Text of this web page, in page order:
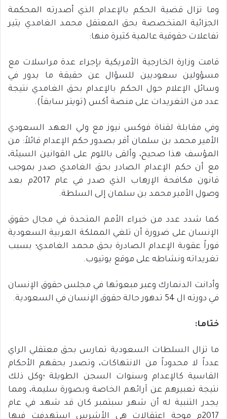
وما تزال قضية الحكم بالإعدام الذي أصدرته المحكمة
الجزائية المتخصصة بحق المعتقل محمد الغامدي يثير
تفاعلات حقوقية عالمية كثيرة منها:
قامت وزارة الخارجية الأمريكية بإجراء عدة مراسلات مع
مسؤولين سعوديين للسؤال عن حقيقة ما يدور في
وسائل الإعلام حول الحكم بالإعدام بحق الغامدي نتيجة
عدد من التغريدات على منصة أكس (تويتر سابقاً).
وفي مقابلة لقناة فوكس نيوز مع ولي العهد السعودي
الأمير محمد بن سلمان أقر بصدور حكم الإعدام قائلاً: من
المؤسف هذا صحيح، وألقى باللوم على القوانين السيئة،
مع أن حكم الإعدام الصادر بحق الغامدي صدر بموجب
قانون مكافحة الإرهاب الذي صدر في عام 2017م بعد
وصول الأمير محمد بن سلمان إلى السلطة.
كما شدد عدد من خبراء الأمم المتحدة في مجال حقوق
الإنسان على ضرورة أن تلغي المملكة العربية السعودية
فوراً عقوبة الإعدام الصادرة بحق محمد الغامدي؛ بسبب
تغريداته ونشاطه على موقع يوتيوب.
وأدانت الدنمارك وعبر مبعوثها في مجلس حقوق الإنسان
في دورته ال 54 تدهور حالة حقوق الإنسان في السعودية.
ختاما:
ما تزال السلطات السعودية تمارس بحق معتقلي الراي
عدداً لا محدوداً من الانتهاكات، وتصدر بحقهم الأحكام
القاسية كالإعدام وسنوات السجن الطويلة ؛وكل ذلك
نتيجة تعبيرهم عن آرائهم الخاصة وبصورة سليمة، ومما
يجدر التنبية له أن شهر سبتمبر كان قد شهد في عام
2017م موجة اعتقالات هي الأشرس استهدفت فيها